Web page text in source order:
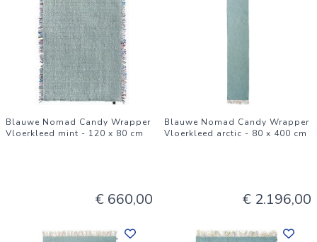
Blauwe Nomad Candy Wrapper
Vloerkleed mint - 120 x 80 cm
€ 660,00
Blauwe Nomad Candy Wrapper
Vloerkleed arctic - 80 x 400 cm
€ 2.196,00